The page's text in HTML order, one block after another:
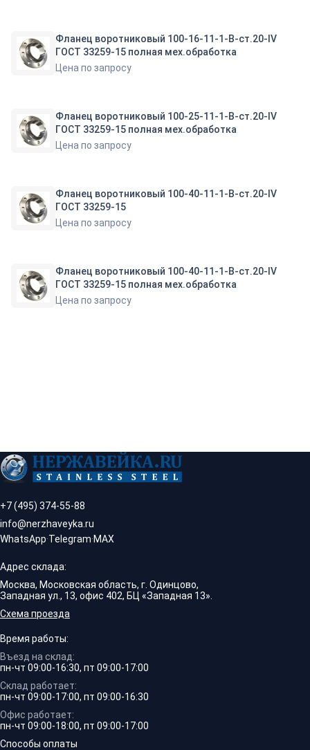
Фланец воротниковый 100-16-11-1-B-ст.20-IV
ГОСТ 33259-15 полная мех.обработка
Цена по запросу
Фланец воротниковый 100-25-11-1-B-ст.20-IV
ГОСТ 33259-15 полная мех.обработка
Цена по запросу
Фланец воротниковый 100-40-11-1-B-ст.20-IV
ГОСТ 33259-15
Цена по запросу
Фланец воротниковый 100-40-11-1-B-ст.20-IV
ГОСТ 33259-15 полная мех.обработка
Цена по запросу
+7 (495) 374-55-88
info@nerzhaveyka.ru
WhatsApp·Telegram·MAX
Адрес склада:
Москва, Московская область, г. Одинцово,
Западная ул., 13, офис 402, БЦ «Западная 13».
Схема проезда
Время работы:
Въезд на склад:
пн-чт 09:00-16:30, пт 09:00-17:00
Склад работает:
пн-чт 09:00-17:00, пт 09:00-16:30
Офис работает:
пн-чт 09:00-18:00, пт 09:00-17:00
Способы оплаты